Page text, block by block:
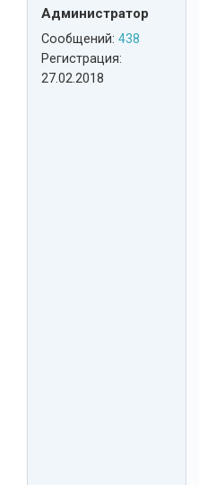
Администратор
Сообщений: 438
Регистрация:
27.02.2018